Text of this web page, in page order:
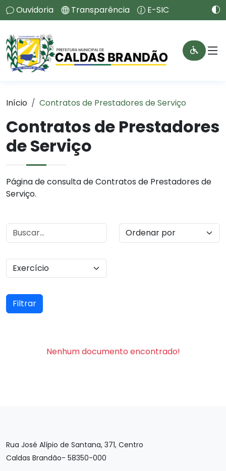
Ouvidoria Transparência E-SIC
Início Contratos de Prestadores de Serviço
Contratos de Prestadores
de Serviço
Página de consulta de Contratos de Prestadores de
Serviço.
Filtrar
Nenhum documento encontrado!
Rua José Alípio de Santana, 371, Centro
Caldas Brandão- 58350-000